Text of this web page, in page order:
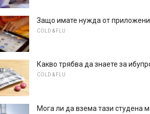
Защо имате нужда от
COLD & FLU
Какво трябва да знаете за
COLD & FLU
Мога ли да взема тази студена